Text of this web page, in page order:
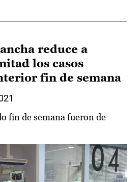
reduce a
los casos
fin de semana
fin de semana fueron de